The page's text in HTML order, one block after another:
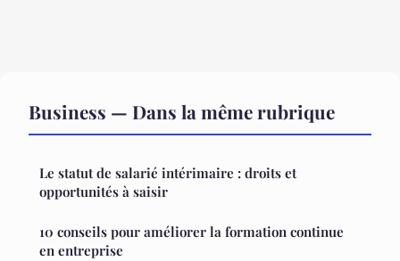
Business — Dans la même rubrique
Le statut de salarié intérimaire : droits et
opportunités à saisir
10 conseils pour améliorer la formation continue
en entreprise